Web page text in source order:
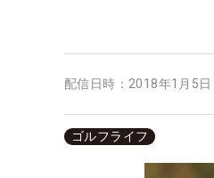
配信日時： 2018年1月5
ゴルフライフ